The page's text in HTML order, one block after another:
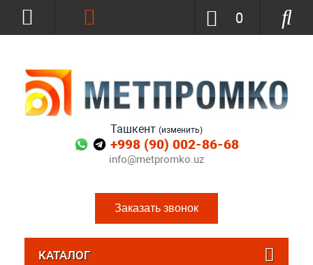
Ташкент (изменить)
+998 (90) 002-86-68
info@metpromko.uz
Заказать звонок
0
КАТАЛОГ